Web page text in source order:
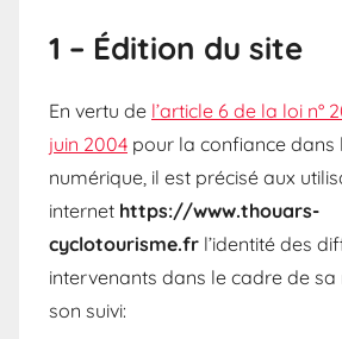
1 – Édition du site
En vertu de l’article 6 de la loi n°
juin 2004 pour la confiance dans
numérique, il est précisé aux
internet https://www.thouars-
cyclotourisme.fr l’identité des
intervenants dans le cadre de
son suivi: